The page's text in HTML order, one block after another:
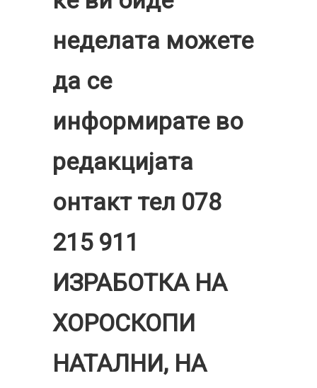
неделата можете
да се
информирате во
редакцијата
онтакт тел 078
215 911
ИЗРАБОТКА НА
ХОРОСКОПИ
НАТАЛНИ, НА